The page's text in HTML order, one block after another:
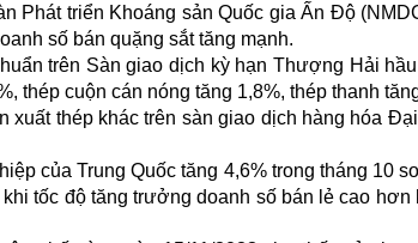
Phát triển Khoáng sản Quốc gia Ấn Độ
số bán quặng sắt tăng mạnh.
trên Sàn giao dịch kỳ hạn Thượng Hải
thép cuộn cán nóng tăng 1,8%, thép thanh
xuất thép khác trên sàn giao dịch hàng hóa
của Trung Quốc tăng 4,6% trong tháng 10
tốc độ tăng trưởng doanh số bán lẻ cao